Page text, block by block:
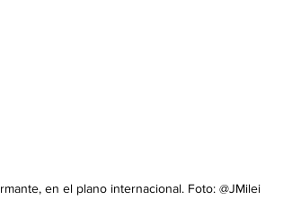
en el plano internacional. Foto: @JMilei